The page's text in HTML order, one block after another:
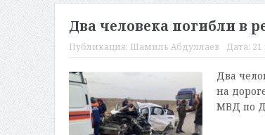
Два человека погибли в
Публикация: Шамиль Абдуллаев Дата: 21
Два
на
МВД по